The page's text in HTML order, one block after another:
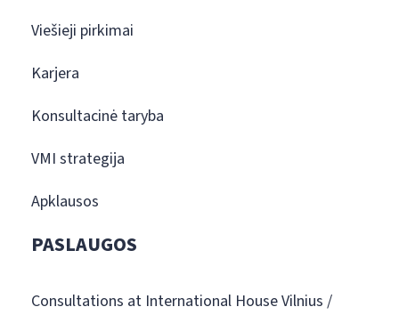
Viešieji pirkimai
Karjera
Konsultacinė taryba
VMI strategija
Apklausos
PASLAUGOS
Consultations at International House Vilnius /